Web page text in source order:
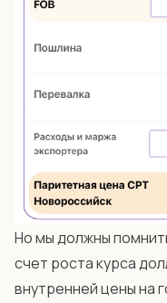
Но мы должны
счет роста курса
внутренней цены на